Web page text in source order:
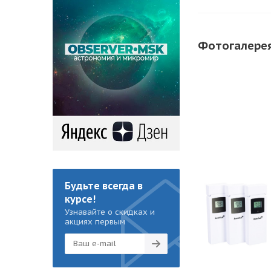
Будьте всегда в
курсе!
Узнавайте о скидках и
акциях первым